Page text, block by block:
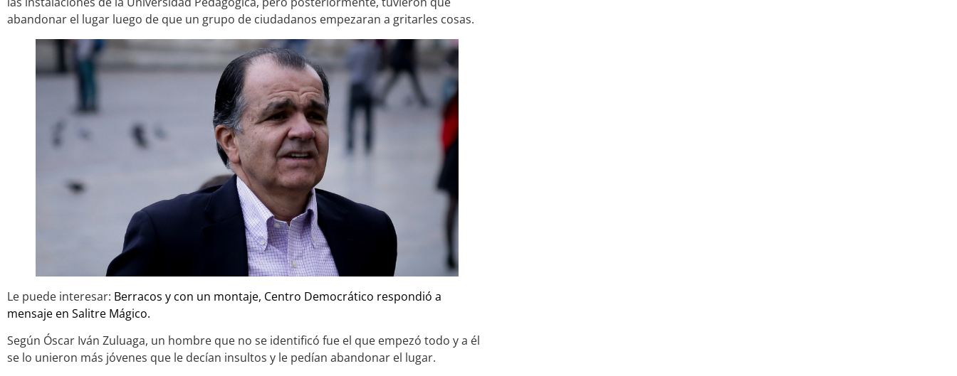
abandonar el lugar luego de que un grupo de ciudadanos empezaran a gritarles cosas.
Le puede interesar: Berracos y con un montaje, Centro Democrático respondió a
mensaje en Salitre Mágico.
Según Óscar Iván Zuluaga, un hombre que no se identificó fue el que empezó todo y a él
se lo unieron más jóvenes que le decían insultos y le pedían abandonar el lugar.